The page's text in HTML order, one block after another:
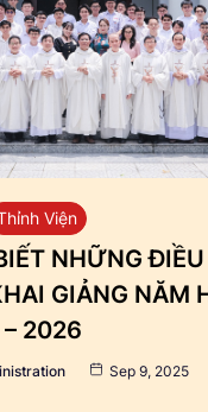
Viện
NHỮNG
GIẢNG NĂM
2026
Sep 9, 2025